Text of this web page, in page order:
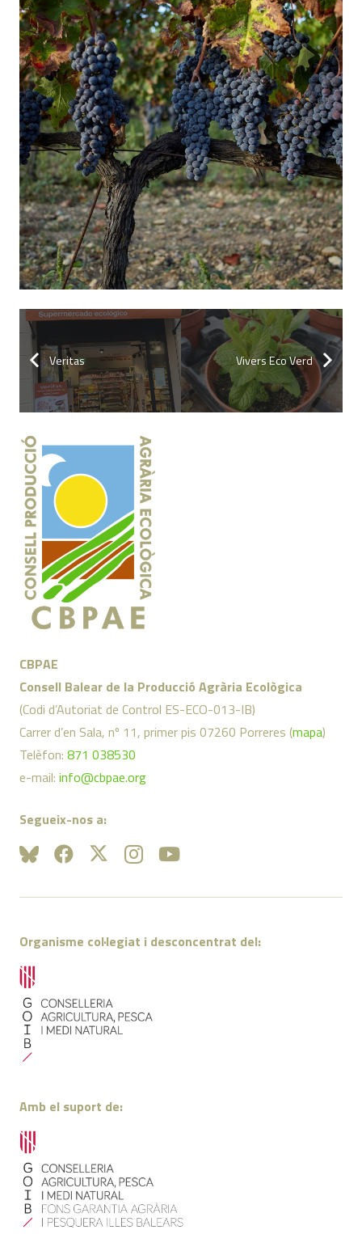
Veritas Vivers Eco Verd
CBPAE
Consell Balear de la Producció Agrària Ecològica
(Codi d’Autoriat de Control ES-ECO-013-IB)
Carrer d’en Sala, nº 11, primer pis 07260 Porreres (mapa)
Telèfon: 871 038530
e-mail: info@cbpae.org
Segueix-nos a:
Organisme col·legiat i desconcentrat del:
Amb el suport de: